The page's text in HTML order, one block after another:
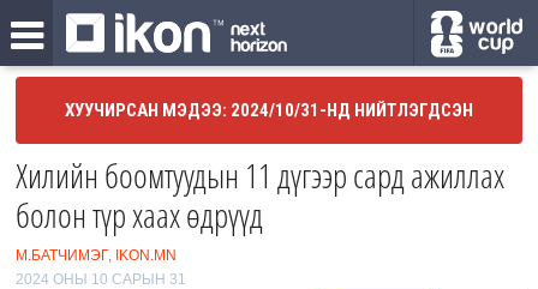
ХУУЧИРСАН МЭДЭЭ: 2024/10/31-НД НИЙТЛЭГДСЭН
Хилийн боомтуудын 11 дүгээр сард ажиллах
болон түр хаах өдрүүд
М.БАТЧИМЭГ, IKON.MN
2024 ОНЫ 10 САРЫН 31